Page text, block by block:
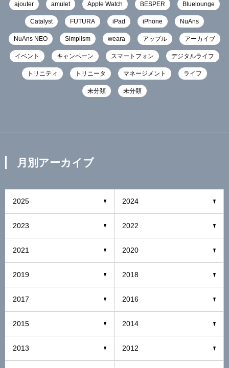
ajouter amulet Apple Watch BESPER Bluelounge
Catalyst FUTURA iPad iPhone NuAns
NuAns NEO Simplism weara アップル アーカイブ
イベント キャンペーン スマートフォン デジタルライフ
トリニティ トリニータ マネージメント ライフ
未分類 未分類
月別アーカイブ
2025 2024
2023 2022
2021 2020
2019 2018
2017 2016
2015 2014
2013 2012